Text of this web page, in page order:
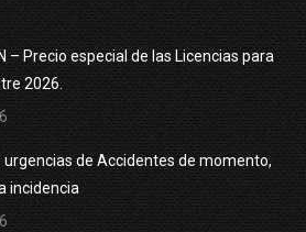
– Precio especial de las Licencias para
2026.
de Accidentes de momento,
incidencia